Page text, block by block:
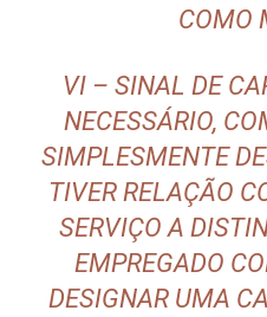
COMO
VI – SINAL DE
NECESSÁRIO,
SIMPLESMENTE
TIVER RELAÇÃO
SERVIÇO A
EMPREGADO
DESIGNAR UMA